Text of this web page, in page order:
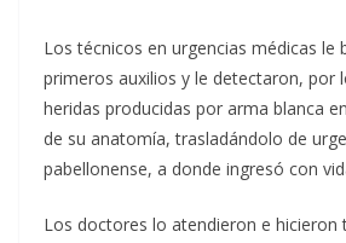
Los técnicos en urgencias médicas le
primeros auxilios y le detectaron, por
heridas producidas por arma blanca
de su anatomía, trasladándolo de
pabellonense, a donde ingresó con
Los doctores lo atendieron e